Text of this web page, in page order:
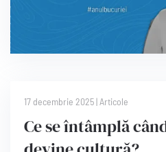
17 decembrie 2025|Articole
Ce se întâmplă